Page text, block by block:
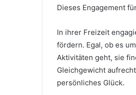
Dieses Engagement
In ihrer Freizeit
fördern. Egal, ob es
Aktivitäten geht, sie
Gleichgewicht
persönliches Glück.